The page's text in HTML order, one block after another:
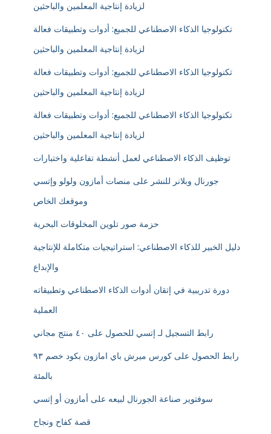
لزيادة إنتاجية المعلمين والباحثين
تكنولوجيا الذكاء الاصطناعي للجميع: أدوات وتطبيقات فعالة
لزيادة إنتاجية المعلمين والباحثين
تكنولوجيا الذكاء الاصطناعي للجميع: أدوات وتطبيقات فعالة
لزيادة إنتاجية المعلمين والباحثين
تكنولوجيا الذكاء الاصطناعي للجميع: أدوات وتطبيقات فعالة
لزيادة إنتاجية المعلمين والباحثين
توظيف الذكاء الاصطناعي لعمل أنشطة تفاعلية واختبارات
جورنال وبلانر للنشر على منصات أمازون ولولو وإتسي
وموقعك الخاص
حزمة صور تلوين المخلوقات البحرية
دليل الخبير للذكاء الاصطناعي: استراتيجيات متكاملة للإنتاجية
والإبداع
دورة تدريبية في إتقان أدوات الذكاء الاصطناعي وتطبيقاته
العملية
رابط التسجيل لـ إتسي للحصول على ٤٠ منتج مجاني
رابط الحصول على كورس ميرش باي امازون بكود خصم ٩٣
بالمئة
سوفتوير صناعة الجورنال لبيعه على أمازون أو إتسي
قصة كفاح ونجاح